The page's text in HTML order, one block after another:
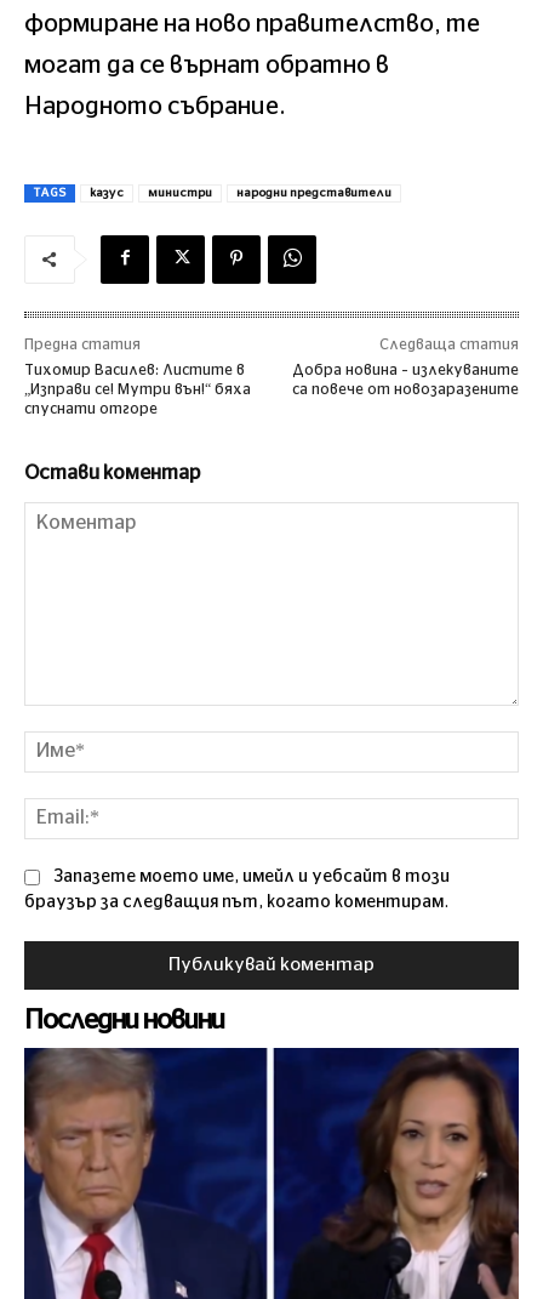
формиране на ново правителство, те
могат да се върнат обратно в
Народното събрание.
TAGS казус министри народни представители
Предна статия
Тихомир Василев: Листите в
„Изправи се! Мутри вън!“ бяха
спуснати отгоре
Следваща статия
Добра новина – излекуваните
са повече от новозаразените
Остави коментар
Запазете моето име, имейл и уебсайт в този
браузър за следващия път, когато коментирам.
Последни новини